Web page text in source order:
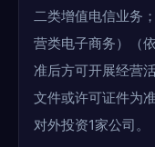
二类增值电信业务
营类电子商务）（
准后方可开展经营
文件或许可证件为
对外投资1家公司。